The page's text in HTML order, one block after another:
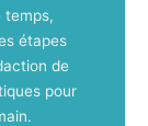
temps,
étapes
de
pour